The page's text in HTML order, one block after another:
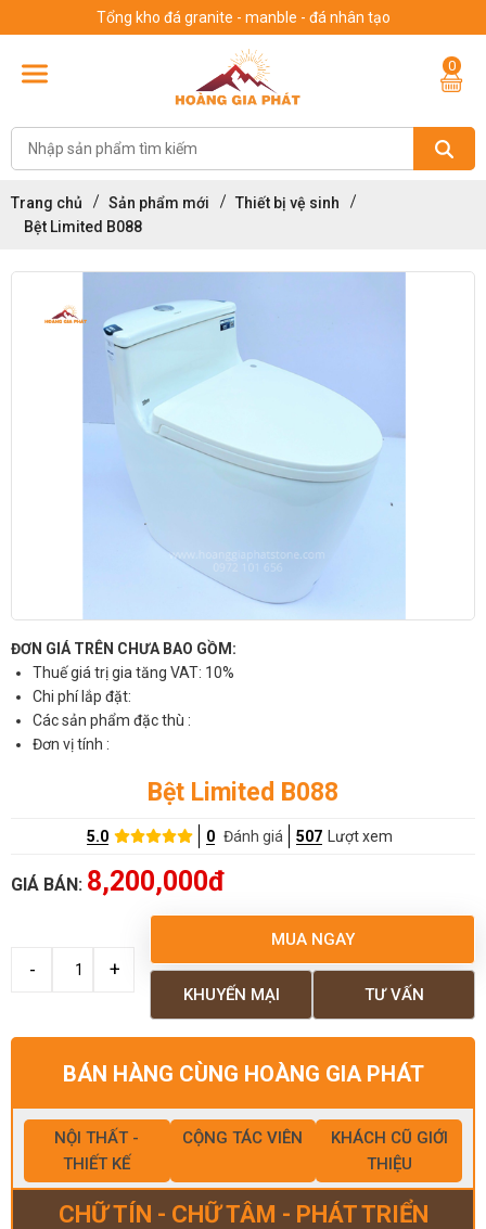
Tổng kho đá granite - manble - đá nhân tạo
0
Trang chủ Sản phẩm mới
Thiết bị vệ sinh
Bệt Limited B088
ĐƠN GIÁ TRÊN CHƯA BAO GỒM:
Thuế giá trị gia tăng VAT: 10%
Chi phí lắp đặt:
Các sản phẩm đặc thù :
Đơn vị tính :
Bệt Limited B088
5.0 0 Đánh giá 507 Lượt xem
GIÁ BÁN: 8,200,000đ
MUA NGAY
TƯ VẤN
KHUYẾN MẠI
BÁN HÀNG CÙNG HOÀNG GIA PHÁT
NỘI THẤT -
THIẾT KẾ
CỘNG TÁC VIÊN
KHÁCH CŨ GIỚI
THIỆU
CHỮ TÍN - CHỮ TÂM - PHÁT TRIỂN